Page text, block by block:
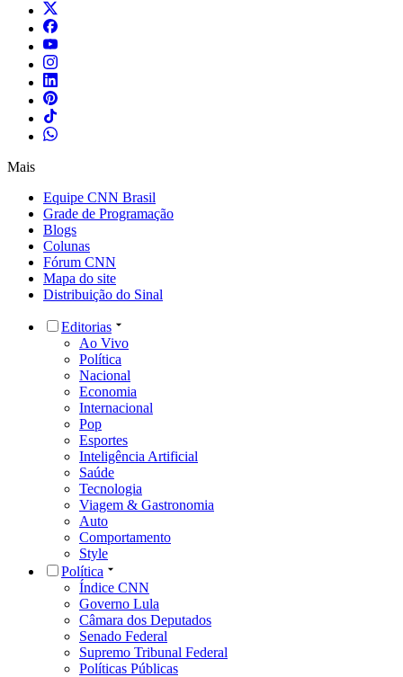
Mais
Equipe CNN Brasil
Grade de Programação
Blogs
Colunas
Fórum CNN
Mapa do site
Distribuição do Sinal
Editorias
Ao Vivo
Política
Nacional
Economia
Internacional
Pop
Esportes
Inteligência Artificial
Saúde
Tecnologia
Viagem & Gastronomia
Auto
Comportamento
Style
Política
Índice CNN
Governo Lula
Câmara dos Deputados
Senado Federal
Supremo Tribunal Federal
Políticas Públicas